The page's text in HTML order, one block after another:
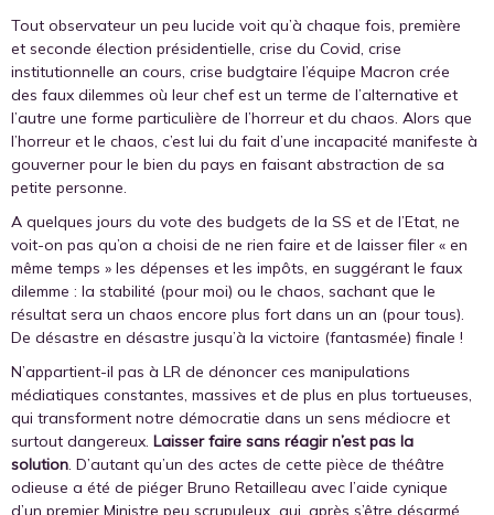
Tout observateur un peu lucide voit qu’à chaque fois, première
et seconde élection présidentielle, crise du Covid, crise
institutionnelle an cours, crise budgtaire l’équipe Macron crée
des faux dilemmes où leur chef est un terme de l’alternative et
l’autre une forme particulière de l’horreur et du chaos. Alors que
l’horreur et le chaos, c’est lui du fait d’une incapacité manifeste à
gouverner pour le bien du pays en faisant abstraction de sa
petite personne.
A quelques jours du vote des budgets de la SS et de l’Etat, ne
voit-on pas qu’on a choisi de ne rien faire et de laisser filer « en
même temps » les dépenses et les impôts, en suggérant le faux
dilemme : la stabilité (pour moi) ou le chaos, sachant que le
résultat sera un chaos encore plus fort dans un an (pour tous).
De désastre en désastre jusqu’à la victoire (fantasmée) finale !
N’appartient-il pas à LR de dénoncer ces manipulations
médiatiques constantes, massives et de plus en plus tortueuses,
qui transforment notre démocratie dans un sens médiocre et
surtout dangereux. Laisser faire sans réagir n’est pas la
solution. D’autant qu’un des actes de cette pièce de théâtre
odieuse a été de piéger Bruno Retailleau avec l’aide cynique
d’un premier Ministre peu scrupuleux qui, après s’être désarmé